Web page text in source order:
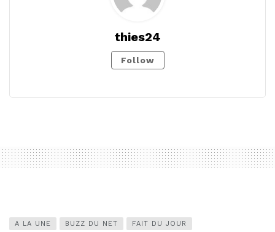
thies24
Follow
A LA UNE BUZZ DU NET FAIT DU JOUR